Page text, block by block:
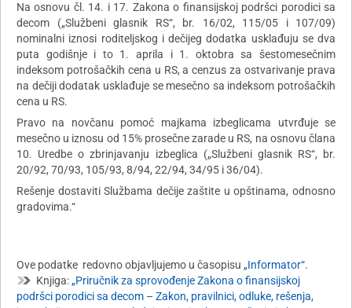
Na osnovu čl. 14. i 17. Zakona o finansijskoj podršci porodici sa
decom („Službeni glasnik RS“, br. 16/02, 115/05 i 107/09)
nominalni iznosi roditeljskog i dečijeg dodatka usklađuju se dva
puta godišnje i to 1. aprila i 1. oktobra sa šestomesečnim
indeksom potrošačkih cena u RS, a cenzus za ostvarivanje prava
na dečiji dodatak usklađuje se mesečno sa indeksom potrošačkih
cena u RS.
Pravo na novčanu pomoć majkama izbeglicama utvrđuje se
mesečno u iznosu od 15% prosečne zarade u RS, na osnovu člana
10. Uredbe o zbrinjavanju izbeglica („Službeni glasnik RS“, br.
20/92, 70/93, 105/93, 8/94, 22/94, 34/95 i 36/04).
Rešenje dostaviti Službama dečije zaštite u opštinama, odnosno
gradovima.“
Ove podatke redovno objavljujemo u časopisu „Informator“.
Knjiga:„Priručnik za sprovođenje Zakona o finansijskoj
podršci porodici sa decom – Zakon, pravilnici, odluke, rešenja,